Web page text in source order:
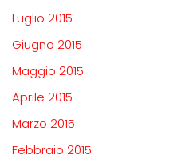
Luglio 2015
Giugno 2015
Maggio 2015
Aprile 2015
Marzo 2015
Febbraio 2015